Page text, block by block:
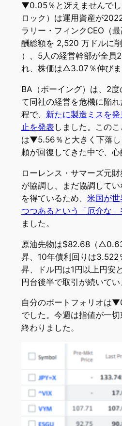
▼0.05％と冴えませんでし
ロック）は運用資産が
ラリー・フィンクCEO（
酬総額を 2,520 万ドルに
）、5人の経営幹部が全員
れ、株価は△3.07％伸びま
BA（ボーイング）は、2
て同社の経営を危機に陥
程で、 新たに製造ミスを
止を発表 しました。この
は▼5.56％と大きく下落
頼が回復してきた中で、心
ローレンス・サマーズ元
が協調し、まだ協調して
を得ているため、 米国が
つつあるという「厄介な
ました。
原油先物は$82.68（
昇、10年債利回りは
昇、ドル円は1円以上円安
円台後半で取引が続いてい
自分のポートフォリオは
でした。今週は指値が一切
終わりました。